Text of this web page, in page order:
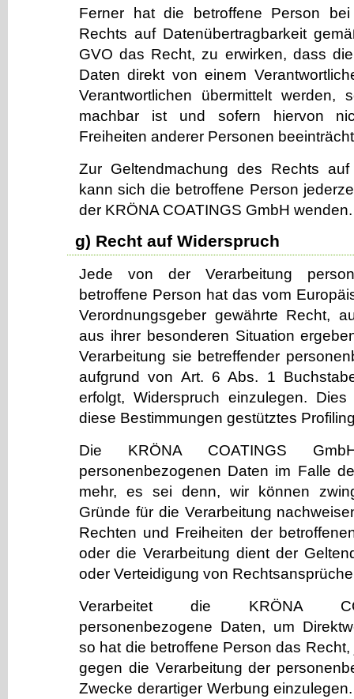
Ferner hat die betroffene Person
Rechts auf Datenübertragbarkeit
GVO das Recht, zu erwirken, dass
Daten direkt von einem
Verantwortlichen übermittelt werden,
machbar ist und sofern hiervon
Freiheiten anderer Personen
Zur Geltendmachung des Rechts auf
kann sich die betroffene Person
der KRÖNA COATINGS GmbH wenden.
g) Recht auf Widerspruch
Jede von der Verarbeitung
betroffene Person hat das vom
Verordnungsgeber gewährte Recht,
aus ihrer besonderen Situation
Verarbeitung sie betreffender
aufgrund von Art. 6 Abs. 1
erfolgt, Widerspruch einzulegen.
diese Bestimmungen gestütztes
Die KRÖNA COATINGS
personenbezogenen Daten im Falle
mehr, es sei denn, wir können
Gründe für die Verarbeitung
Rechten und Freiheiten der
oder die Verarbeitung dient der
oder Verteidigung von
Verarbeitet die KRÖNA
personenbezogene Daten, um
so hat die betroffene Person das
gegen die Verarbeitung der
Zwecke derartiger Werbung